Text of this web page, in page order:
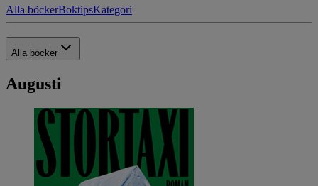
Alla böckerBoktipsKategori
Alla böcker
Augusti